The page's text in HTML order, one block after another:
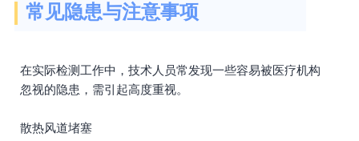
常见隐患与注意事项
在实际检测工作中，技术人员常发现一些容易被医疗机构
忽视的隐患，需引起高度重视。
散热风道堵塞